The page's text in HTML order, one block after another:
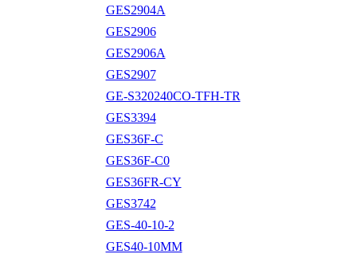
GES2904A
GES2906
GES2906A
GES2907
GE-S320240CO-TFH-TR
GES3394
GES36F-C
GES36F-C0
GES36FR-CY
GES3742
GES-40-10-2
GES40-10MM